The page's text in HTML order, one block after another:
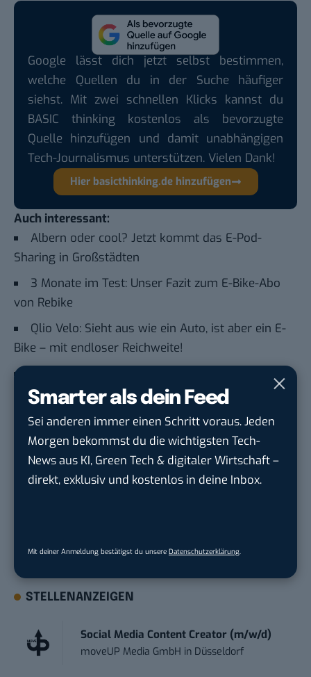
Smarter als dein Feed
Sei anderen immer einen Schritt voraus. Jeden
Morgen bekommst du die wichtigsten Tech-
News aus KI, Green Tech & digitaler Wirtschaft –
direkt, exklusiv und kostenlos in deine Inbox.
Mit deiner Anmeldung bestätigst du unsere Datenschutzerklärung
Google lässt dich jetzt selbst bestimmen,
welche Quellen du in der Suche häufiger
siehst. Mit zwei schnellen Klicks kannst du
BASIC thinking kostenlos als bevorzugte
Quelle hinzufügen und damit unabhängigen
Tech-Journalismus unterstützen. Vielen Dank!
Hier basicthinking.de hinzufügen
Auch interessant:
Albern oder cool? Jetzt kommt das E-Pod-
Sharing in Großstädten
3 Monate im Test: Unser Fazit zum E-Bike-Abo
von Rebike
Qlio Velo: Sieht aus wie ein Auto, ist aber ein E-
Bike – mit endloser Reichweite!
im Sturm
Du möchtest nicht abgehängt werden, wenn es um
KI, Green Tech und die Tech-Themen von Morgen
geht? Über 12.000 smarte Leser bekommen jeden
kostenlos anmelden.
STELLENANZEIGEN
Social Media Content Creator (m/w/d)
moveUP Media GmbH in Düsseldorf